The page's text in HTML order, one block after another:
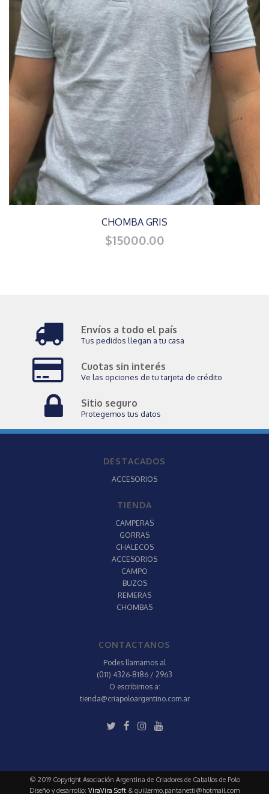
CHOMBA GRIS
$15000.00
Envíos a todo el país
Tus pedidos llegan a tu casa
Cuotas sin interés
Ve las opciones de tu tarjeta de crédito
Sitio seguro
Protegemos tus datos
DESTACADOS
ACCESORIOS
TIENDA
CAMPERAS
GORRAS
CHALECOS
ACCESORIOS
CAMPO
BUZOS
REMERAS
CHOMBAS
CONTACTANOS
Podes llamarnos al
(011) 4326-8186 / 2963
O escribirnos a:
tienda@criapoloargentino.com.ar
© 2019 Copyright Asociación Argentina de Criadores de Caballos de Polo
Diseño y desarrollo: ViraVira Soft & guillermo.pantanetti@hotmail.com